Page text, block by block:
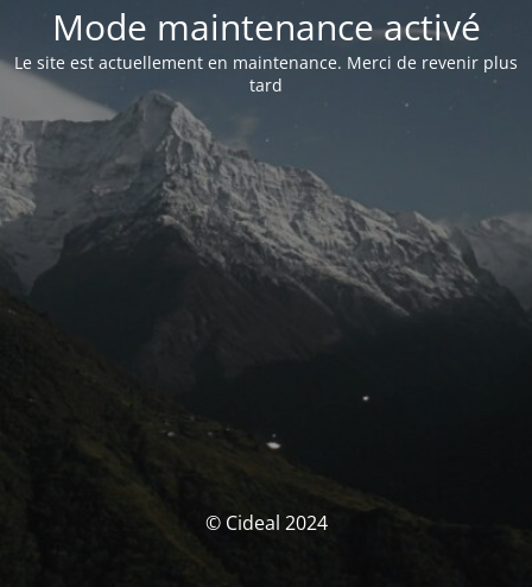
Mode maintenance activé
Le site est actuellement en maintenance. Merci de revenir plus
tard
© Cideal 2024